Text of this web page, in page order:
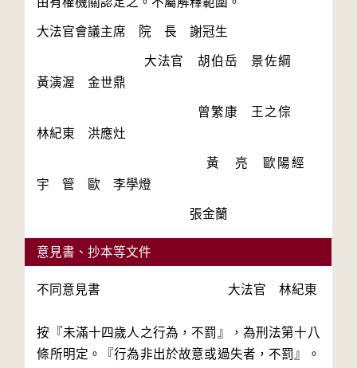
大法官　胡伯岳　景佐綱
曾繁康　王之倧
黃　亮　歐陽經
意見書、抄本等文件
不同意見書 大法官 林紀東
按『未滿十四歲人之行為，不罰』，為刑法第十八
條所明定。『行為非出於故意或過失者，不罰』。